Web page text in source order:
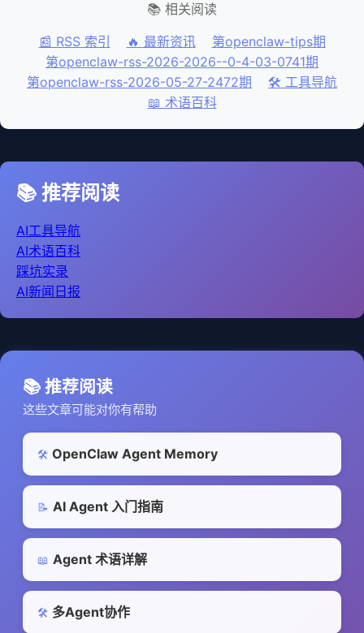
📚 相关阅读
📰 RSS 索引
🔥 最新资讯
第openclaw-tips期
第openclaw-rss-2026-2026--0-4-03-0741期
第openclaw-rss-2026-05-27-2472期
🛠️ 工具导航
📖 术语百科
📚 推荐阅读
AI工具导航
AI术语百科
踩坑实录
AI新闻日报
📚 推荐阅读
这些文章可能对你有帮助
🛠️ OpenClaw Agent Memory
📝 AI Agent 入门指南
📖 Agent 术语详解
🛠️ 多Agent协作